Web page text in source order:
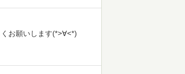
お願いします(*>∀<*)